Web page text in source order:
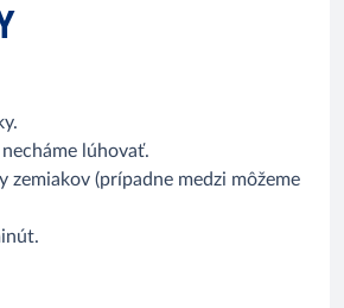
lúhovať.
zemiakov (prípadne medzi môžeme